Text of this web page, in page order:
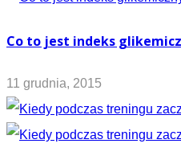
Co to jest indeks
11 grudnia, 2015